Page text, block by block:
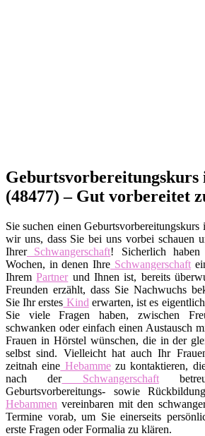
Geburtsvorbereitungskurs
(48477) – Gut vorbereitet
Sie suchen einen
wir uns, dass Sie bei uns vorbei schauen
IhrerSchwangerschaft! Sicherlich
Wochen, in denen Ihre Schwangerschaft
IhremPartnerund Ihnen ist, bereits
Freunden erzählt, dass Sie Nachwuchs
Sie Ihr erstes Kind erwarten, ist es
Sie viele Fragen haben, zwischen
schwanken oder einfach einen Austausch
Frauen in Hörstel wünschen, die in der
selbst sind. Vielleicht hat auch Ihr
zeitnah eine Hebammezu kontaktieren,
nach derSchwangerschaft
Geburtsvorbereitungs- sowie
Hebammen vereinbaren mit den
Termine vorab, um Sie einerseits
erste Fragen oder Formalia zu klären.